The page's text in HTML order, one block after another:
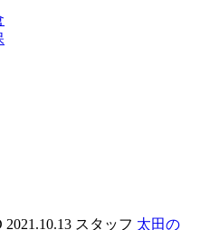
2021.10.13 スタッフ 太田の